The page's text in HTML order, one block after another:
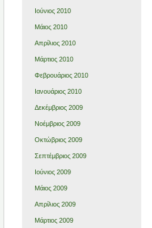
Ιούνιος 2010
Μάιος 2010
Απρίλιος 2010
Μάρτιος 2010
Φεβρουάριος 2010
Ιανουάριος 2010
Δεκέμβριος 2009
Νοέμβριος 2009
Οκτώβριος 2009
Σεπτέμβριος 2009
Ιούνιος 2009
Μάιος 2009
Απρίλιος 2009
Μάρτιος 2009